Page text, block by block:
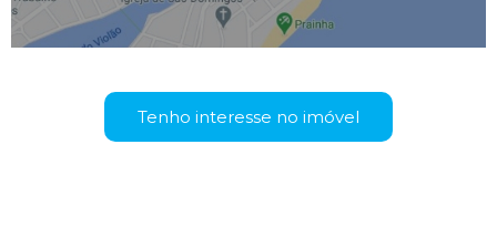
Tenho interesse no imóvel